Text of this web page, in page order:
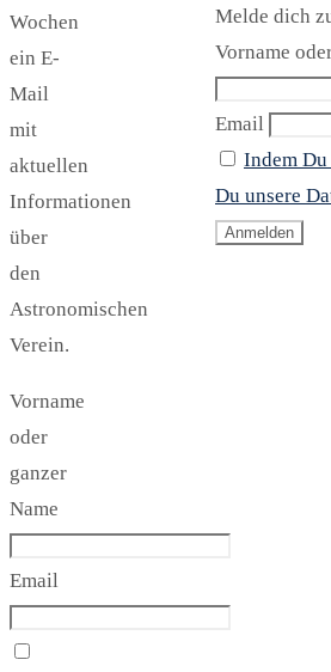
Wochen
ein E-
Mail
mit
aktuellen
Informationen
über
den
Astronomischen
Verein.
Vorname
oder
ganzer
Name
Email
Melde dich
Vorname
Email
Indem
Du unsere